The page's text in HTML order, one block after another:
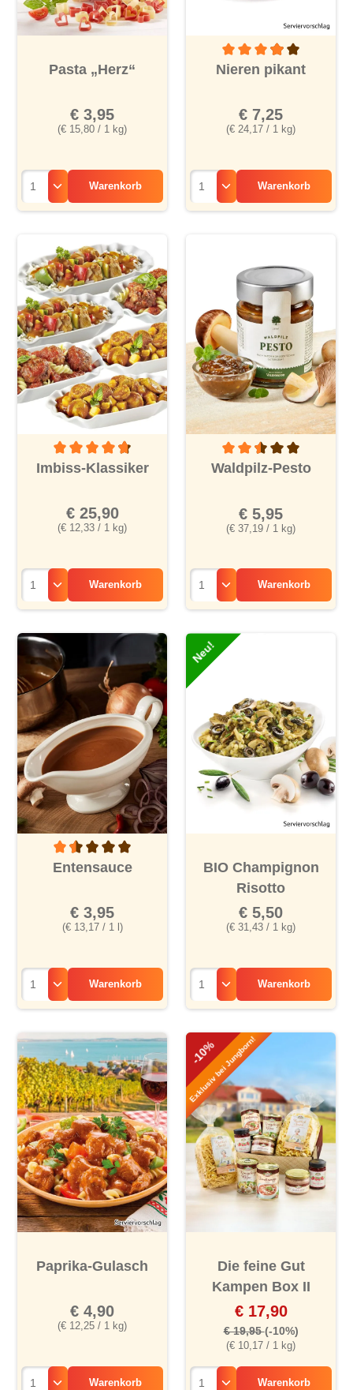
Pasta „Herz“
(€ 15,80 / 1 kg)
€ 3,95
Warenkorb
Durchschnittliche
Nieren pikant
(€ 24,17 / 1 kg)
€ 7,25
Warenkorb
Durchschnittliche Bewertung von 4.7 von 5 Sternen
Imbiss-Klassiker
(€ 12,33 / 1 kg)
€ 25,90
Warenkorb
Durchschnittliche
Waldpilz-Pesto
(€ 37,19 / 1 kg)
€ 5,95
Warenkorb
Durchschnittliche Bewertung von 1.5 von 5 Sternen
Entensauce
(€ 13,17 / 1 l)
€ 3,95
Warenkorb
Neu!
BIO Champignon
Risotto
(€ 31,43 / 1 kg)
€ 5,50
Warenkorb
Paprika-Gulasch
(€ 12,25 / 1 kg)
€ 4,90
Warenkorb
-10%
Exklusiv bei Jungborn!
Die feine Gut
Kampen Box II
(€ 10,17 / 1 kg)
€ 17,90
€ 19,95(-10%)
Warenkorb